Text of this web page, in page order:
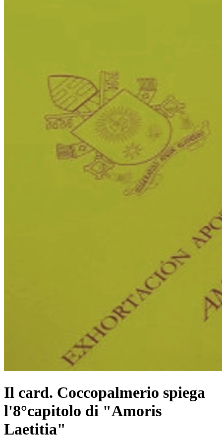
Il card. Coccopalmerio spiega
l'8°capitolo di "Amoris
Laetitia"